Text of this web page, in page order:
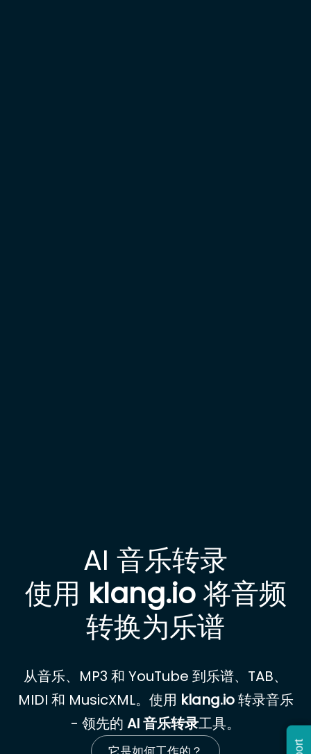
AI 音乐转录
使用 klang.io将音频
转换为乐谱
从音乐、MP3 和 YouTube 到乐谱、TAB、
MIDI 和 MusicXML。使用 klang.io转录音乐
- 领先的 AI 音乐转录工具。